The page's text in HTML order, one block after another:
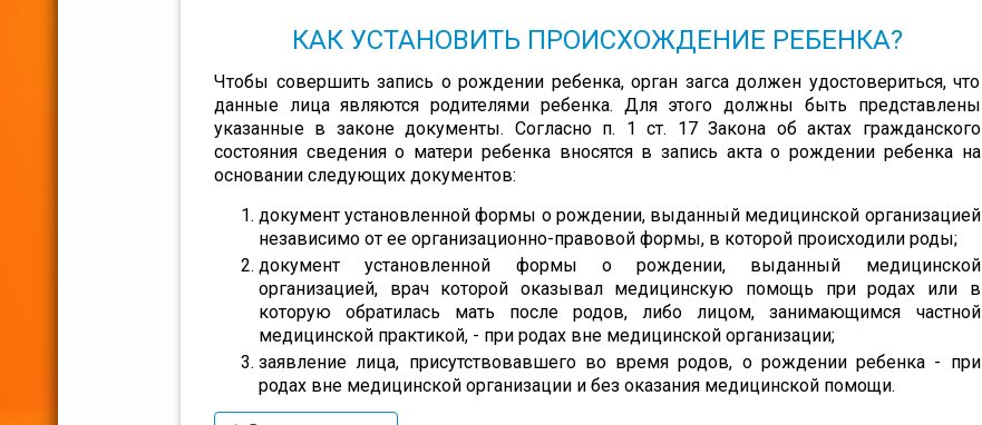
КАК УСТАНОВИТЬ ПРОИСХОЖДЕНИЕ РЕБЕНКА?
Чтобы совершить запись о рождении ребенка, орган загса должен удостовериться, что
данные лица являются родителями ребенка. Для этого должны быть представлены
указанные в законе документы. Согласно п. 1 ст. 17 Закона об актах гражданского
состояния сведения о матери ребенка вносятся в запись акта о рождении ребенка на
основании следующих документов:
документ установленной формы о рождении, выданный медицинской организацией
независимо от ее организационно-правовой формы, в которой происходили роды;
документ установленной формы о рождении, выданный медицинской
организацией, врач которой оказывал медицинскую помощь при родах или в
которую обратилась мать после родов, либо лицом, занимающимся частной
медицинской практикой, - при родах вне медицинской организации;
заявление лица, присутствовавшего во время родов, о рождении ребенка - при
родах вне медицинской организации и без оказания медицинской помощи.